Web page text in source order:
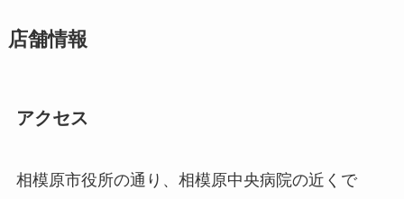
店舗情報
アクセス
相模原市役所の通り、相模原中央病院の近くで